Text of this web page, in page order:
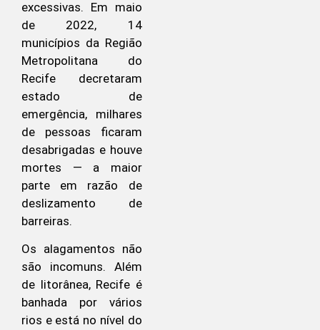
excessivas. Em maio
de 2022, 14
municípios da Região
Metropolitana do
Recife decretaram
estado de
emergência, milhares
de pessoas ficaram
desabrigadas e houve
mortes — a maior
parte em razão de
deslizamento de
barreiras.
Os alagamentos não
são incomuns. Além
de litorânea, Recife é
banhada por vários
rios e está no nível do